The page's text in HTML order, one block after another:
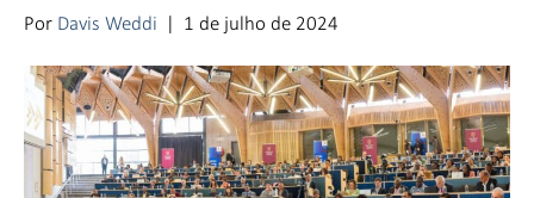
Por Davis Weddi | 1 de julho de 2024